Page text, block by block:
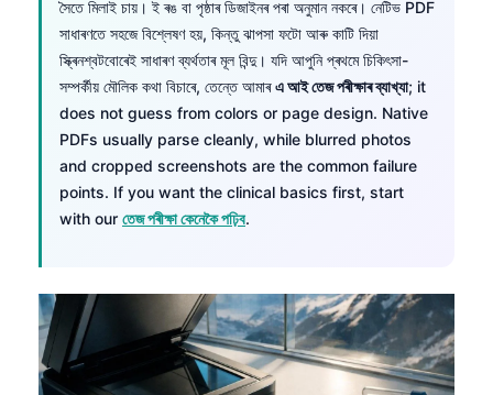
সৈতে মিলাই চায়। ই ৰঙ বা পৃষ্ঠাৰ ডিজাইনৰ পৰা অনুমান নকৰে। নেটিভ PDF
সাধাৰণতে সহজে বিশ্লেষণ হয়, কিন্তু ঝাপসা ফটো আৰু কাটি দিয়া
স্ক্ৰিনশ্বটবোৰেই সাধাৰণ ব্যৰ্থতাৰ মূল বিন্দু। যদি আপুনি প্ৰথমে চিকিৎসা-
সম্পৰ্কীয় মৌলিক কথা বিচাৰে, তেন্তে আমাৰএ আই তেজ পৰীক্ষাৰ ব্যাখ্যা; it
does not guess from colors or page design. Native
PDFs usually parse cleanly, while blurred photos
and cropped screenshots are the common failure
points. If you want the clinical basics first, start
with our তেজ পৰীক্ষা কেনেকৈ পঢ়িব.